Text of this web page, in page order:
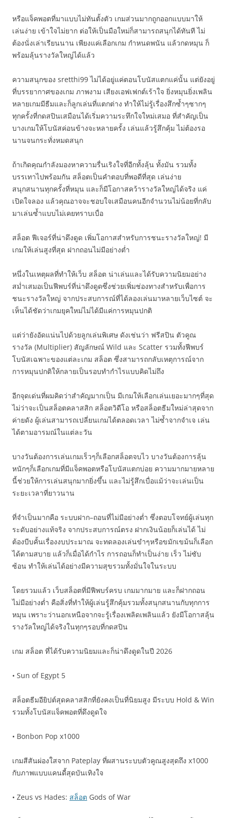
หรือแจ็คพอตที่มาแบบไม่ทันตั้งตัว เกมส่วนมากถูกออกแบบมาให้
เล่นง่าย เข้าใจไม่ยาก ต่อให้เป็นมือใหม่ก็สามารถสนุกได้ทันที ไม่
ต้องนั่งเล่าเรียนนาน เพียงแค่เลือกเกม กำหนดพนัน แล้วกดหมุน ก็
พร้อมลุ้นรางวัลใหญ่ได้แล้ว
ความสนุกของ sretthi99 ไม่ได้อยู่แค่ตอนโบนัสแตกแค่นั้น แต่ยังอยู่
ที่บรรยากาศของเกม ภาพงาม เสียงเอฟเฟกต์เร้าใจ ยิ่งหมุนยิ่งเพลิน
หลายเกมมีธีมและก็ลูกเล่นที่แตกต่าง ทำให้ไม่รู้เรื่องสึกซ้ำๆซากๆ
ทุกครั้งที่กดสปินเสมือนได้เริ่มความระทึกใจใหม่เสมอ ที่สำคัญเป็น
บางเกมให้โบนัสค่อนข้างจะหลายครั้ง เล่นแล้วรู้สึกคุ้ม ไม่ต้องรอ
นานจนกระทั่งหมดสนุก
ถ้าเกิดคุณกำลังมองหาความรื่นเริงใจที่อีกทั้งลุ้น ทั้งมัน รวมทั้ง
บรรเทาไปพร้อมกัน สล็อตเป็นคำตอบที่พอดีที่สุด เล่นง่าย
สนุกสนานทุกครั้งที่หมุน และก็มีโอกาสคว้ารางวัลใหญ่ได้จริง แค่
เปิดใจลอง แล้วคุณอาจจะชอบใจเสมือนคนอีกจำนวนไม่น้อยที่กลับ
มาเล่นซ้ำแบบไม่เคยทราบเบื่อ
สล็อต ฟีเจอร์ที่น่าดึงดูด เพิ่มโอกาสสำหรับการชนะรางวัลใหญ่! มี
เกมให้เล่นสูงที่สุด ฝากถอนไม่มีอย่างต่ำ
หนึ่งในเหตุผลที่ทำให้เว็บ สล็อต น่าเล่นและได้รับความนิยมอย่าง
สม่ำเสมอเป็นฟีพบร์ที่น่าดึงดูดซึ่งช่วยเพิ่มช่องทางสำหรับเพื่อการ
ชนะรางวัลใหญ่ จากประสบการณ์ที่ได้ลองเล่นมาหลายเว็บไซต์ จะ
เห็นได้ชัดว่าเกมยุคใหม่ไม่ได้มีแค่การหมุนปกติ
แต่ว่ายังอัดแน่นไปด้วยลูกเล่นพิเศษ ดังเช่นว่า ฟรีสปิน ตัวคูณ
รางวัล (Multiplier) สัญลักษณ์ Wild และ Scatter รวมทั้งฟีพบร์
โบนัสเฉพาะของแต่ละเกม สล็อต ซึ่งสามารถกลับเหตุการณ์จาก
การหมุนปกติให้กลายเป็นรอบทำกำไรแบบคิดไม่ถึง
อีกจุดเด่นที่ผมคิดว่าสำคัญมากเป็น มีเกมให้เลือกเล่นเยอะมากๆที่สุด
ไม่ว่าจะเป็นสล็อตคลาสสิก สล็อตวิดีโอ หรือสล็อตธีมใหม่ล่าสุดจาก
ค่ายดัง ผู้เล่นสามารถเปลี่ยนเกมได้ตลอดเวลา ไม่ซ้ำจากจำเจ เล่น
ได้ตามอารมณ์ในแต่ละวัน
บางวันต้องการเล่นเกมเร็วๆก็เลือกสล็อตจบไว บางวันต้องการลุ้น
หนักๆก็เลือกเกมที่มีแจ็คพอตหรือโบนัสแตกบ่อย ความมากมายหลาย
นี้ช่วยให้การเล่นสนุกมากยิ่งขึ้น และไม่รู้สึกเบื่อแม้ว่าจะเล่นเป็น
ระยะเวลาที่ยาวนาน
ที่จำเป็นมากคือ ระบบฝาก–ถอนที่ไม่มีอย่างต่ำ ซึ่งตอบโจทย์ผู้เล่นทุก
ระดับอย่างแท้จริง จากประสบการณ์ตรง ฝากเงินน้อยก็เล่นได้ ไม่
ต้องบีบคั้นเรื่องงบประมาณ จะทดลองเล่นขำๆหรือขมักเขม้นก็เลือก
ได้ตามสบาย แล้วก็เมื่อได้กำไร การถอนก็ทำเป็นง่าย เร็ว ไม่ซับ
ซ้อน ทำให้เล่นได้อย่างมีความสุขรวมทั้งมั่นใจในระบบ
โดยรวมแล้ว เว็บสล็อตที่มีฟีพบร์ครบ เกมมากมาย และก็ฝากถอน
ไม่มีอย่างต่ำ คือสิ่งที่ทำให้ผู้เล่นรู้สึกคุ้มรวมทั้งสนุกสนานกับทุกการ
หมุน เพราะว่านอกเหนือจากจะรู้เรื่องเพลิดเพลินแล้ว ยังมีโอกาสลุ้น
รางวัลใหญ่ได้จริงในทุกๆรอบที่กดสปิน
เกม สล็อต ที่ได้รับความนิยมและก็น่าดึงดูดในปี 2026
• Sun of Egypt 5
สล็อตธีมอียิปต์สุดคลาสสิกที่ยังคงเป็นที่นิยมสูง มีระบบ Hold & Win
รวมทั้งโบนัสแจ็คพอตที่ดึงดูดใจ
• Bonbon Pop x1000
เกมสีสันผ่องใสจาก Pateplay ที่ผสานระบบตัวคูณสูงสุดถึง x1000
กับภาพแบบแคนดี้สุดบันเทิงใจ
• Zeus vs Hades: สล็อต Gods of War